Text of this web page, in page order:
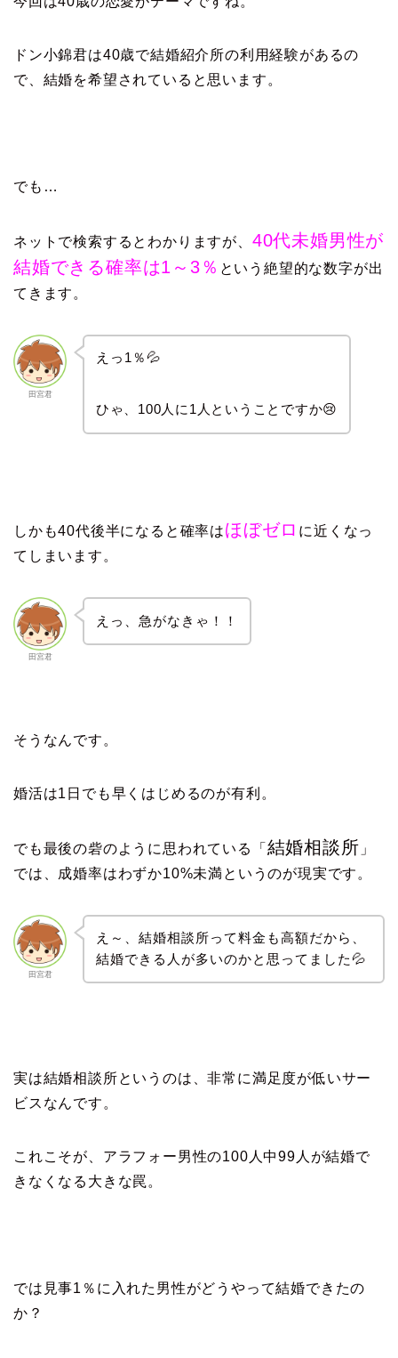
ドン小錦君は40歳で結婚紹介所の利用経験があるの
で、結婚を希望されていると思います。
でも…
ネットで検索するとわかりますが、 40代未婚男性が
結婚できる確率は1～3％ という絶望的な数字が出
てきます。
田宮君
えっ1％💦
ひゃ、100人に1人ということですか😢
しかも40代後半になると確率はほぼゼロ に近くなっ
てしまいます。
田宮君
えっ、急がなきゃ！！
そうなんです。
婚活は1日でも早くはじめるのが有利。
でも最後の砦のように思われている「 結婚相談所 」
では、成婚率はわずか10%未満というのが現実です。
田宮君
え～、結婚相談所って料金も高額だから、
結婚できる人が多いのかと思ってました💦
実は結婚相談所というのは、非常に満足度が低いサー
ビスなんです。
これこそが、アラフォー男性の100人中99人が結婚で
きなくなる大きな罠。
では見事1％に入れた男性がどうやって結婚できたの
か？